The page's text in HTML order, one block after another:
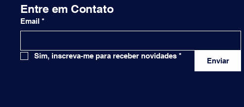
Entre em Contato
Email *
Sim, inscreva-me para receber novidades *
Enviar